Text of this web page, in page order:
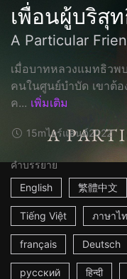
เพื่อนผู้บริสุ
A Particular
เมื่อบาทหลวงแมทธิว
คนในศูนย์บำบัด เขาต้
ค... เพิ่มเติม
15mไอร์แลนด์2022
คำบรรยาย
English
繁體中文
Tiếng Việt ภาษาไ
français Deutsch
русский हिन्दी